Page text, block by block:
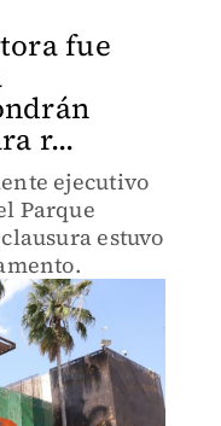
fue
r...
ejecutivo
Parque
estuvo